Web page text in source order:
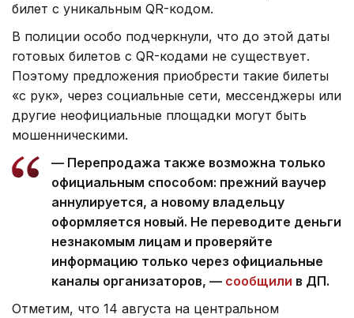
билет с уникальным QR-кодом.
В полиции особо подчеркнули, что до этой даты
готовых билетов с QR-кодами не существует.
Поэтому предложения приобрести такие билеты
«с рук», через социальные сети, мессенджеры или
другие неофициальные площадки могут быть
мошенническими.
— Перепродажа также возможна только
официальным способом: прежний ваучер
аннулируется, а новому владельцу
оформляется новый. Не переводите деньги
незнакомым лицам и проверяйте
информацию только через официальные
каналы организаторов, — сообщили в ДП.
Отметим, что 14 августа на центральном